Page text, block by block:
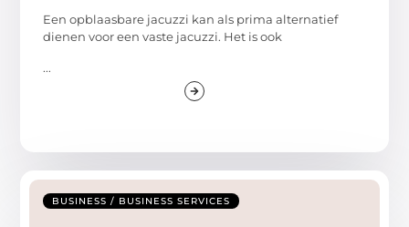
Een opblaasbare jacuzzi kan als prima alternatief
dienen voor een vaste jacuzzi. Het is ook
...
BUSINESS / BUSINESS SERVICES